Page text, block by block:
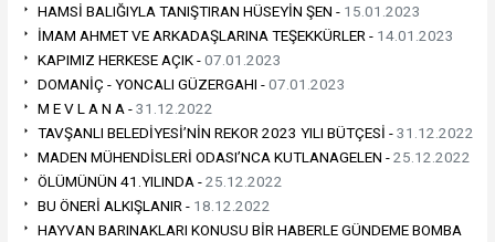
HAMSİ BALIĞIYLA TANIŞTIRAN HÜSEYİN ŞEN - 15.01.2023
İMAM AHMET VE ARKADAŞLARINA TEŞEKKÜRLER - 14.01.2023
KAPIMIZ HERKESE AÇIK -07.01.2023
DOMANİÇ - YONCALI GÜZERGAHI -07.01.2023
M E V L A N A -31.12.2022
TAVŞANLI BELEDİYESİ’NİN REKOR 2023 YILI BÜTÇESİ -31.12.2022
MADEN MÜHENDİSLERİ ODASI’NCA KUTLANAGELEN -25.12.2022
ÖLÜMÜNÜN 41.YILINDA -25.12.2022
BU ÖNERİ ALKIŞLANIR - 18.12.2022
HAYVAN BARINAKLARI KONUSU BİR HABERLE GÜNDEME BOMBA